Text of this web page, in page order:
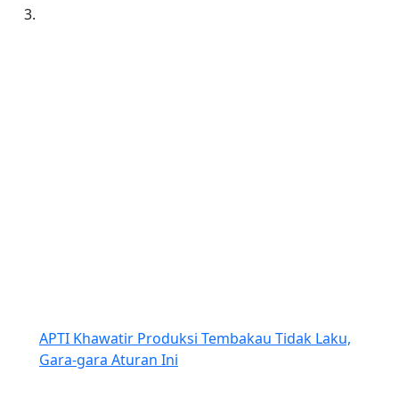
APTI Khawatir Produksi Tembakau Tidak Laku,
Gara-gara Aturan Ini